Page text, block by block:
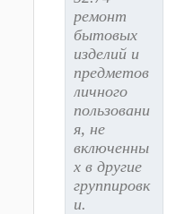
ремонт
бытовых
изделий и
предметов
личного
пользовани
я, не
включенны
х в другие
группировк
и.